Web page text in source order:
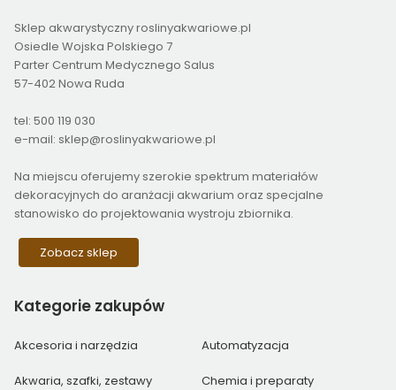
Sklep akwarystyczny roslinyakwariowe.pl
Osiedle Wojska Polskiego 7
Parter Centrum Medycznego Salus
57-402 Nowa Ruda
tel: 500 119 030
e-mail: sklep@roslinyakwariowe.pl
Na miejscu oferujemy szerokie spektrum materiałów
dekoracyjnych do aranżacji akwarium oraz specjalne
stanowisko do projektowania wystroju zbiornika.
Zobacz sklep
Kategorie zakupów
Akcesoria i narzędzia Automatyzacja
Akwaria, szafki, zestawy Chemia i preparaty